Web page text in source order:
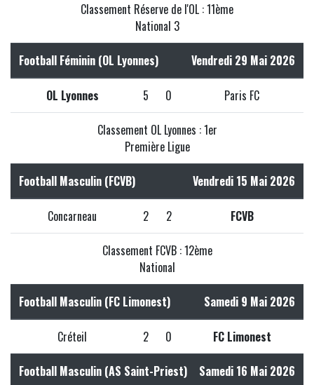
Classement Réserve de l'OL : 11ème
National 3
Football Féminin (OL Lyonnes) Vendredi 29 Mai 2026
OL Lyonnes 5 0 Paris FC
Classement OL Lyonnes : 1er
Première Ligue
Football Masculin (FCVB) Vendredi 15 Mai 2026
Concarneau 2 2 FCVB
Classement FCVB : 12ème
National
Football Masculin (FC Limonest) Samedi 9 Mai 2026
Créteil 2 0 FC Limonest
Football Masculin (AS Saint-Priest) Samedi 16 Mai 2026